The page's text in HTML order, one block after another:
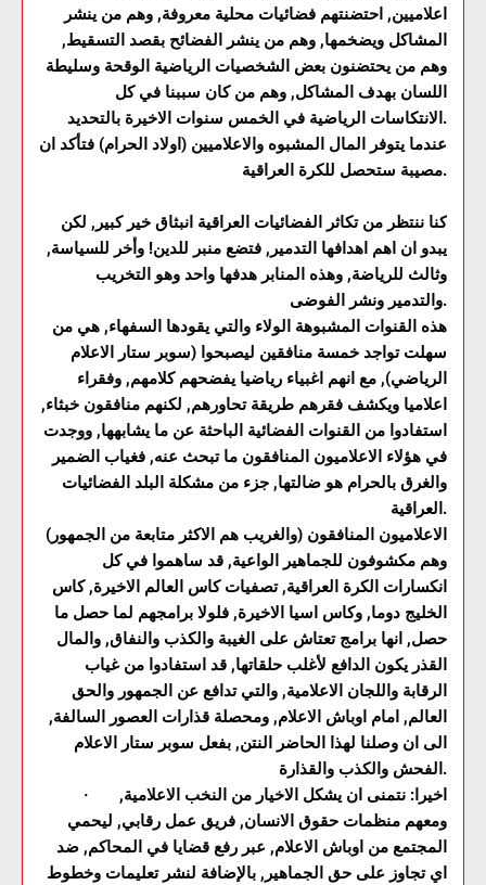
اعلاميين, احتضنتهم فضائيات محلية معروفة, وهم من ينشر
المشاكل ويضخمها, وهم من ينشر الفضائح بقصد التسقيط,
وهم من يحتضنون بعض الشخصيات الرياضية الوقحة وسليطة
اللسان بهدف المشاكل, وهم من كان سببنا في كل
الانتكاسات الرياضية في الخمس سنوات الاخيرة بالتحديد.
عندما يتوفر المال المشبوه والاعلاميين (اولاد الحرام) فتأكد ان
مصيبة ستحصل للكرة العراقية.
كنا ننتظر من تكاثر الفضائيات العراقية انبثاق خير كبير, لكن
يبدو ان اهم اهدافها التدمير, فتضع منبر للدين! وأخر للسياسة,
وثالث للرياضة, وهذه المنابر هدفها واحد وهو التخريب
والتدمير ونشر الفوضى.
هذه القنوات المشبوهة الولاء والتي يقودها السفهاء, هي من
سهلت تواجد خمسة منافقين ليصبحوا (سوبر ستار الاعلام
الرياضي), مع انهم اغبياء رياضيا يفضحهم كلامهم, وفقراء
اعلاميا ويكشف فقرهم طريقة تحاورهم, لكنهم منافقون خبثاء,
استفادوا من القنوات الفضائية الباحثة عن ما يشابهها, ووجدت
في هؤلاء الاعلاميون المنافقون ما تبحث عنه, فغياب الضمير
والغرق بالحرام هو ضالتها, جزء من مشكلة البلد الفضائيات
العراقية.
الاعلاميون المنافقون (والغريب هم الاكثر متابعة من الجمهور)
وهم مكشوفون للجماهير الواعية, قد ساهموا في كل
انكسارات الكرة العراقية, تصفيات كاس العالم الاخيرة, كاس
الخليج دوما, وكاس اسيا الاخيرة, فلولا برامجهم لما حصل ما
حصل, انها برامج تعتاش على الغيبة والكذب والنفاق, والمال
القذر يكون الدافع لأغلب حلقاتها, قد استفادوا من غياب
الرقابة واللجان الاعلامية, والتي تدافع عن الجمهور والحق
العالم, امام اوباش الاعلام, ومحصلة قذارات العصور السالفة,
الى ان وصلنا لهذا الحاضر النتن, بفعل سوبر ستار الاعلام
الفحش والكذب والقذارة.
· اخيرا: نتمنى ان يشكل الاخيار من النخب الاعلامية,
ومعهم منظمات حقوق الانسان, فريق عمل رقابي, ليحمي
المجتمع من اوباش الاعلام, عبر رفع قضايا في المحاكم, ضد
اي تجاوز على حق الجماهير, بالإضافة لنشر تعليمات وخطوط